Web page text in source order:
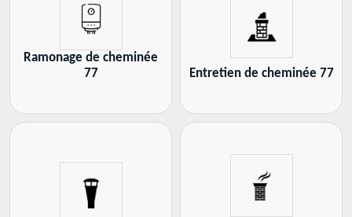
Ramonage de cheminée
77
Entretien de cheminée 77